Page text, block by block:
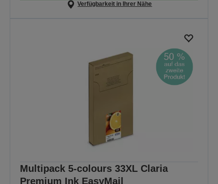
Verfügbarkeit in Ihrer Nähe
Multipack 5-colours 33XL Claria
Premium Ink EasyMail